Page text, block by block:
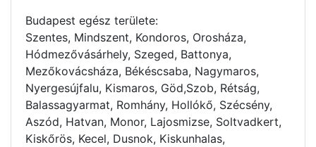
Budapest egész területe:
Szentes, Mindszent, Kondoros, Orosháza,
Hódmezővásárhely, Szeged, Battonya,
Mezőkovácsháza, Békéscsaba, Nagymaros,
Nyergesújfalu, Kismaros, Göd,Szob, Rétság,
Balassagyarmat, Romhány, Hollókő, Szécsény,
Aszód, Hatvan, Monor, Lajosmizse, Soltvadkert,
Kiskőrös, Kecel, Dusnok, Kiskunhalas,